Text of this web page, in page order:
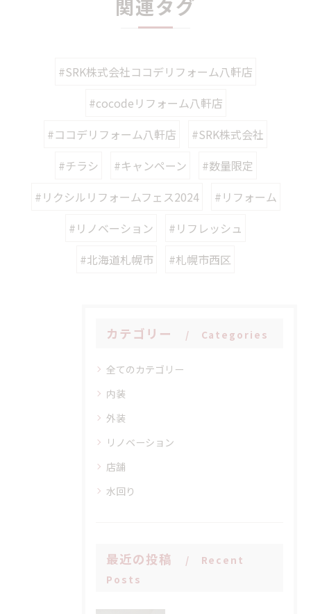
関連タグ
#SRK株式会社ココデリフォーム八軒店
#cocodeリフォーム八軒店
#ココデリフォーム八軒店
#SRK株式会社
#チラシ
#キャンペーン
#数量限定
#リクシルリフォームフェス2024
#リフォーム
#リノベーション
#リフレッシュ
#北海道札幌市
#札幌市西区
カテゴリー Categories
全てのカテゴリー
内装
外装
リノベーション
店舗
水回り
最近の投稿
Recent
Posts